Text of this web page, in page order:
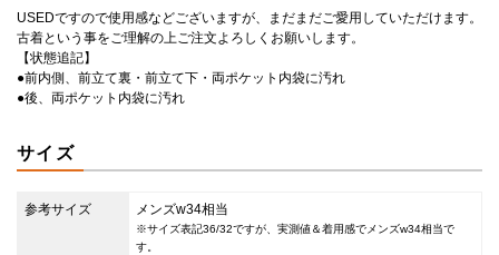
USEDですので使用感などございますが、まだまだご愛用していただけます。
古着という事をご理解の上ご注文よろしくお願いします。
【状態追記】
●前内側、前立て裏・前立て下・両ポケット内袋に汚れ
●後、両ポケット内袋に汚れ
サイズ
参考サイズ メンズw34相当
※サイズ表記36/32ですが、実測値＆着用感でメンズw34相当で
す。